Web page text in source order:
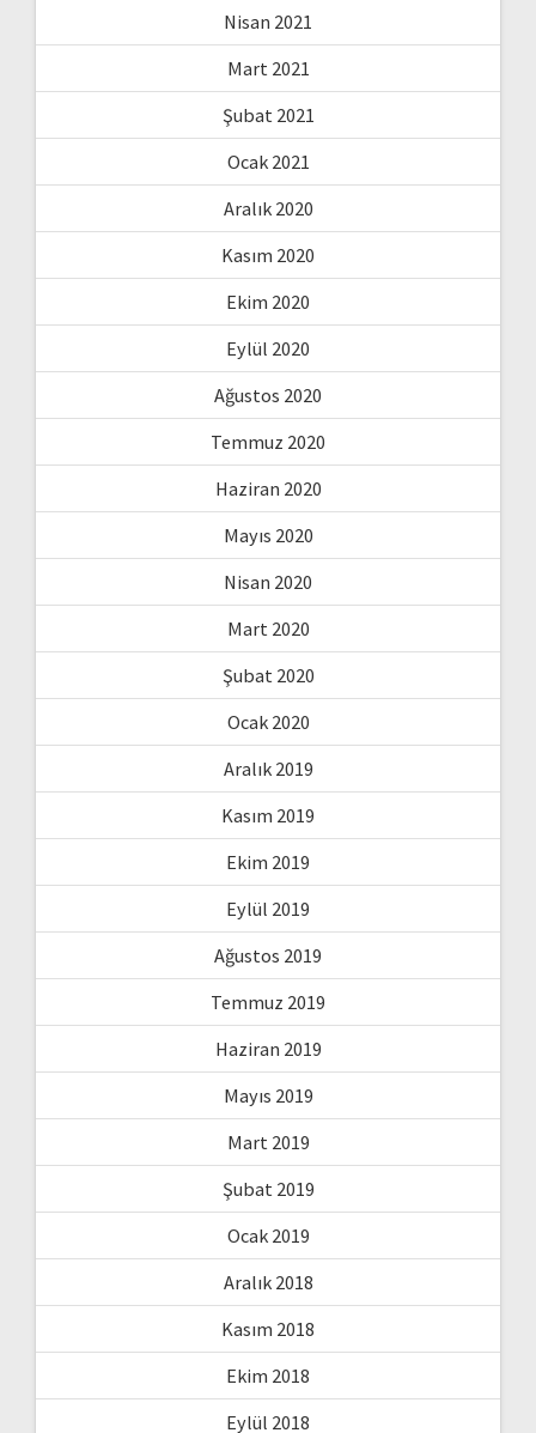
Nisan 2021
Mart 2021
Şubat 2021
Ocak 2021
Aralık 2020
Kasım 2020
Ekim 2020
Eylül 2020
Ağustos 2020
Temmuz 2020
Haziran 2020
Mayıs 2020
Nisan 2020
Mart 2020
Şubat 2020
Ocak 2020
Aralık 2019
Kasım 2019
Ekim 2019
Eylül 2019
Ağustos 2019
Temmuz 2019
Haziran 2019
Mayıs 2019
Mart 2019
Şubat 2019
Ocak 2019
Aralık 2018
Kasım 2018
Ekim 2018
Eylül 2018